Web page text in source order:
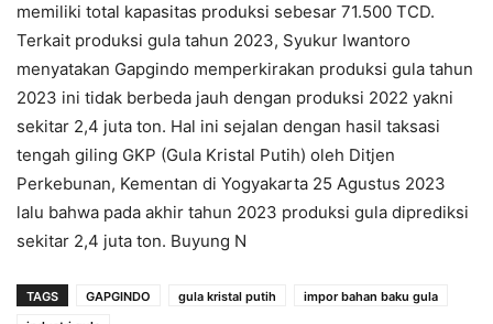
memiliki total kapasitas produksi sebesar 71.500 TCD.
Terkait produksi gula tahun 2023, Syukur Iwantoro
menyatakan Gapgindo memperkirakan produksi gula tahun
2023 ini tidak berbeda jauh dengan produksi 2022 yakni
sekitar 2,4 juta ton. Hal ini sejalan dengan hasil taksasi
tengah giling GKP (Gula Kristal Putih) oleh Ditjen
Perkebunan, Kementan di Yogyakarta 25 Agustus 2023
lalu bahwa pada akhir tahun 2023 produksi gula diprediksi
sekitar 2,4 juta ton. Buyung N
TAGS GAPGINDO gula kristal putih
impor bahan baku gula